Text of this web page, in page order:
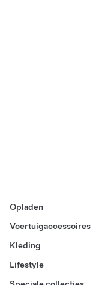
Opladen
Voertuigaccessoires
Kleding
Lifestyle